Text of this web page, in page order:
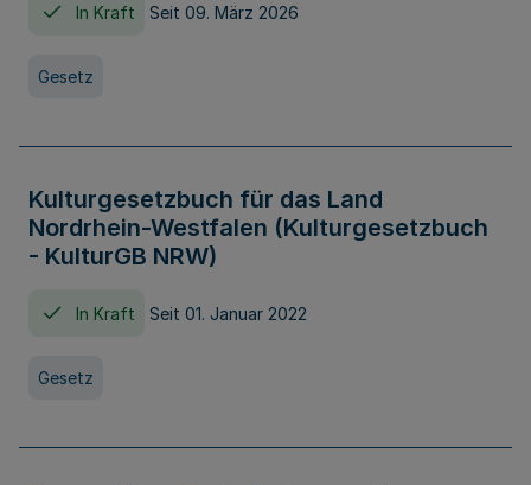
In Kraft Seit 09. März 2026
Gesetz
Kulturgesetzbuch für das Land
Nordrhein-Westfalen (Kulturgesetzbuch
- KulturGB NRW)
In Kraft Seit 01. Januar 2022
Gesetz